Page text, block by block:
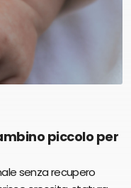
piccolo per
senza recupero